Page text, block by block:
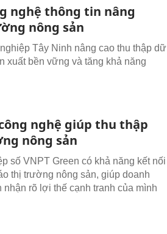
nghệ thông tin nâng
nông sản
Tây Ninh nâng cao thu thập dữ
xuất bền vững và tăng khả năng
nghệ giúp thu thập
nông sản
số VNPT Green có khả năng kết nối
thị trường nông sản, giúp doanh
rõ lợi thế cạnh tranh của mình